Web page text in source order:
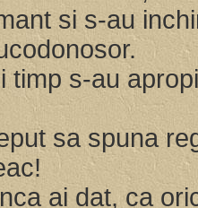
si s-au
timp s-au
sa spuna
ai dat, ca